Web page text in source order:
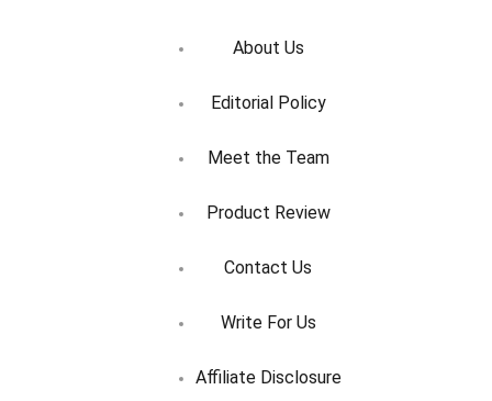
About Us
Editorial Policy
Meet the Team
Product Review
Contact Us
Write For Us
Affiliate Disclosure